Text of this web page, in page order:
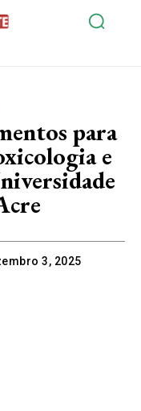
para
e
3, 2025